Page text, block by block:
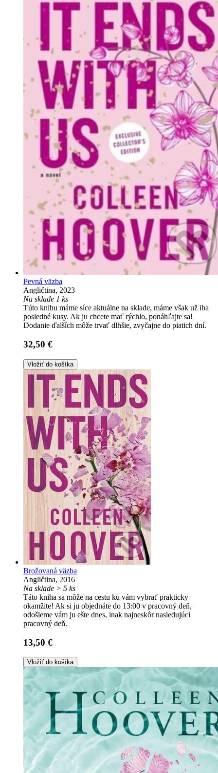
Pevná väzba
Angličtina, 2023
Na sklade 1 ks
Túto knihu máme síce aktuálne na sklade, máme však už iba
posledné kusy. Ak ju chcete mať rýchlo, ponáhľajte sa!
Dodanie ďalších môže trvať dlhšie, zvyčajne do piatich dní.
32,50 €
Vložiť do košíka
Brožovaná väzba
Angličtina, 2016
Na sklade > 5 ks
Táto kniha sa môže na cestu ku vám vybrať prakticky
okamžite! Ak si ju objednáte do 13:00 v pracovný deň,
odošleme vám ju ešte dnes, inak najneskôr nasledujúci
pracovný deň.
13,50 €
Vložiť do košíka